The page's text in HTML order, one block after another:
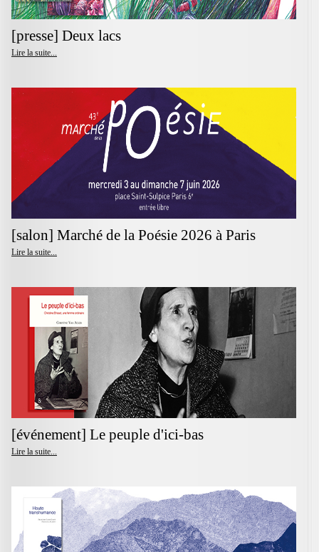
[presse] Deux lacs
Lire la suite...
[salon] Marché de la Poésie 2026 à Paris
Lire la suite...
[événement] Le peuple d'ici-bas
Lire la suite...